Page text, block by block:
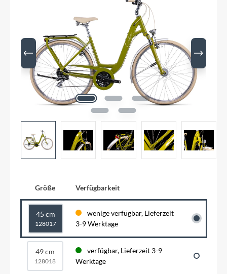
Größe Verfügbarkeit
45 cm
128017
wenige verfügbar, Lieferzeit
3-9 Werktage
49 cm
128018
verfügbar, Lieferzeit 3-9
Werktage